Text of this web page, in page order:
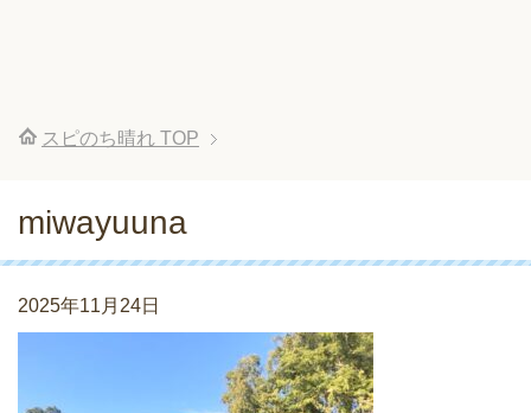
スピのち晴れ TOP
miwayuuna
2025年11月24日